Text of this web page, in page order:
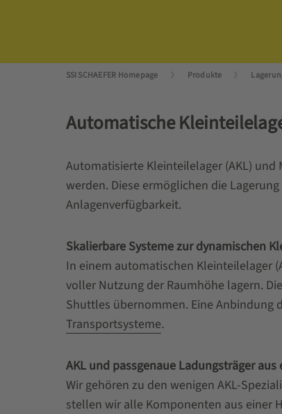
SSI SCHAEFER Homepage Produkte
Automatische
Automatisierte Kleinteilelager (AKL)
werden. Diese ermöglichen die
Anlagenverfügbarkeit.
Skalierbare Systeme zur dynamischen
In einem automatischen Kleinteilelager
voller Nutzung der Raumhöhe lagern.
Shuttles übernommen. Eine Anbindung
Transportsysteme.
AKL und passgenaue Ladungsträger aus
Wir gehören zu den wenigen AKL-
stellen wir alle Komponenten aus einer